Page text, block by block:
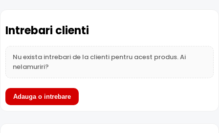
Intrebari clienti
Nu exista intrebari de la clienti pentru acest produs. Ai
nelamuriri?
Adauga o intrebare